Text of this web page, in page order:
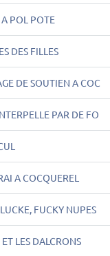
POL POTE
DES FILLES
DE SOUTIEN A COC
PAR DE FO
A COCQUEREL
FUCKY NUPES
LES DALCRONS